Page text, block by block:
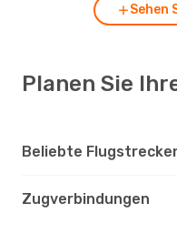
Sehen
Planen Sie
Beliebte
Zugverbindungen